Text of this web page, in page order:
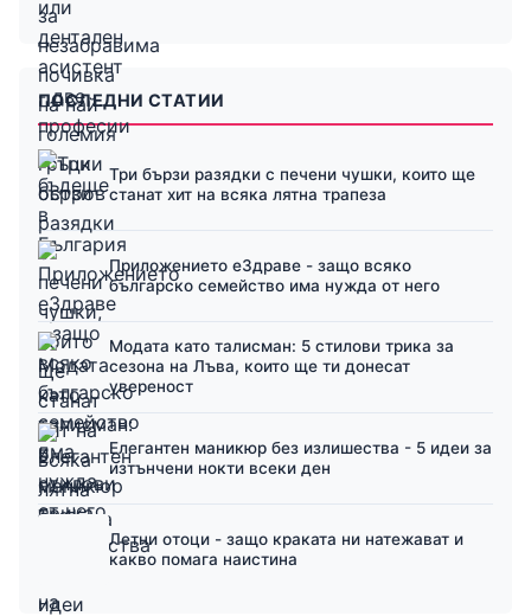
ПОСЛЕДНИ СТАТИИ
Три бързи разядки с печени чушки, които ще
станат хит на всяка лятна трапеза
Приложението еЗдраве - защо всяко
българско семейство има нужда от него
Модата като талисман: 5 стилови трика за
сезона на Лъва, които ще ти донесат
увереност
Елегантен маникюр без излишества - 5 идеи за
изтънчени нокти всеки ден
Летни отоци - защо краката ни натежават и
какво помага наистина